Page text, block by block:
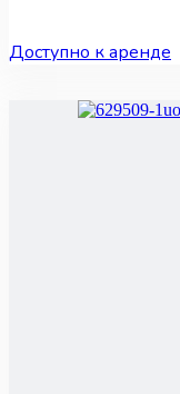
Доступно к аренде